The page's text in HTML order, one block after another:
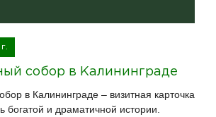
собор в Калининграде
в Калининграде – визитная карточка
богатой и драматичной истории.